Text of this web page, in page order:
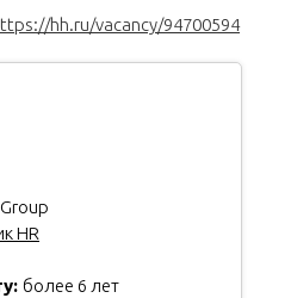
hh.ru/vacancy/94700594
HR
более 6 лет